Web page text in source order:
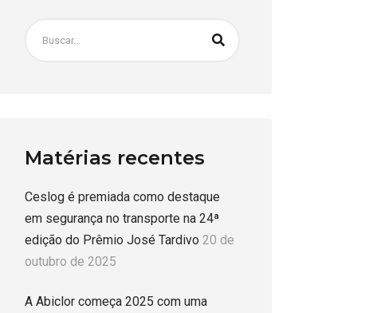
Matérias recentes
Ceslog é premiada como destaque
em segurança no transporte na 24ª
edição do Prêmio José Tardivo 20 de
outubro de 2025
A Abiclor começa 2025 com uma